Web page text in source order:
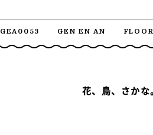
GEA0053 GEN EN AN
花、鳥、さかな。